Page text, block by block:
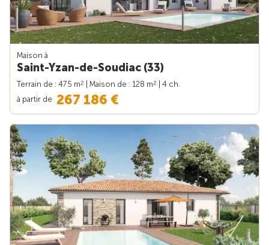
Maison à
Saint-Yzan-de-Soudiac (33)
Terrain de : 475 m2 | Maison de : 128 m2
| 4 ch.
à partir de 267 186 €